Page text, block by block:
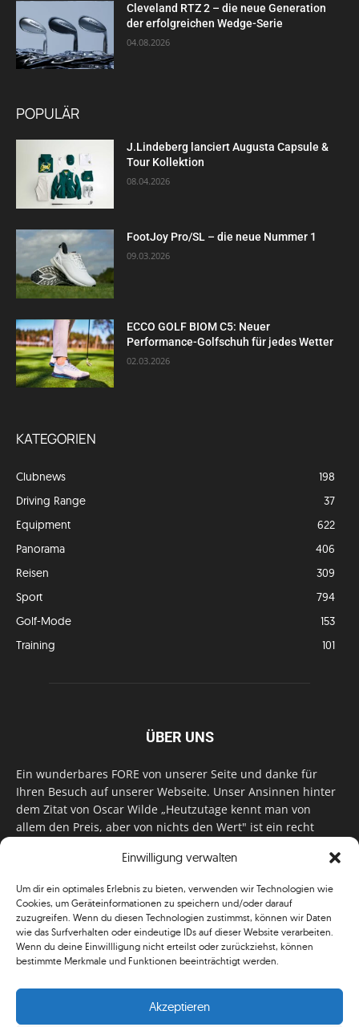
Einwilligung verwalten
Um dir ein optimales Erlebnis zu bieten, verwenden wir Technologien wie
Cookies, um Geräteinformationen zu speichern und/oder darauf
zuzugreifen. Wenn du diesen Technologien zustimmst, können wir Daten
wie das Surfverhalten oder eindeutige IDs auf dieser Website verarbeiten.
Wenn du deine Einwillligung nicht erteilst oder zurückziehst, können
bestimmte Merkmale und Funktionen beeinträchtigt werden.
Akzeptieren
Cleveland RTZ 2 – die neue Generation
der erfolgreichen Wedge-Serie
04.08.2026
POPULÄR
J.Lindeberg lanciert Augusta Capsule &
Tour Kollektion
08.04.2026
FootJoy Pro/SL – die neue Nummer 1
09.03.2026
ECCO GOLF BIOM C5: Neuer
Performance-Golfschuh für jedes Wetter
02.03.2026
KATEGORIEN
Clubnews
198
Driving Range
37
Equipment
622
Panorama
406
Reisen
309
Sport
794
Golf-Mode
153
Training
101
ÜBER UNS
Ein wunderbares FORE von unserer Seite und danke für
Ihren Besuch auf unserer Webseite. Unser Ansinnen hinter
dem Zitat von Oscar Wilde „Heutzutage kennt man von
allem den Preis, aber von nichts den Wert" ist ein recht
für Monat unser Bestes, um Sie mit außergewöhnlichen
zu versorgen. Im Magazin, auf unserer Website & auf
unseren Social Media Plattformen! Das verdient im
klassischen Wortsinn nicht nur Anerkennung!